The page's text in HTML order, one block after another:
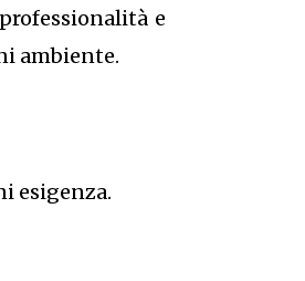
e
ambiente.
esigenza.